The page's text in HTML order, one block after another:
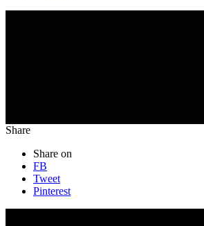
Share
Share on
FB
Tweet
Pinterest